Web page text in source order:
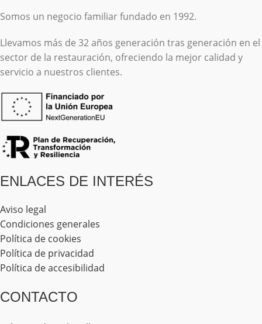
Somos un negocio familiar fundado en 1992.
Llevamos más de 32 años generación tras generación en el
sector de la restauración, ofreciendo la mejor calidad y
servicio a nuestros clientes.
ENLACES DE INTERÉS
Aviso legal
Condiciones generales
Política de cookies
Política de privacidad
Política de accesibilidad
CONTACTO